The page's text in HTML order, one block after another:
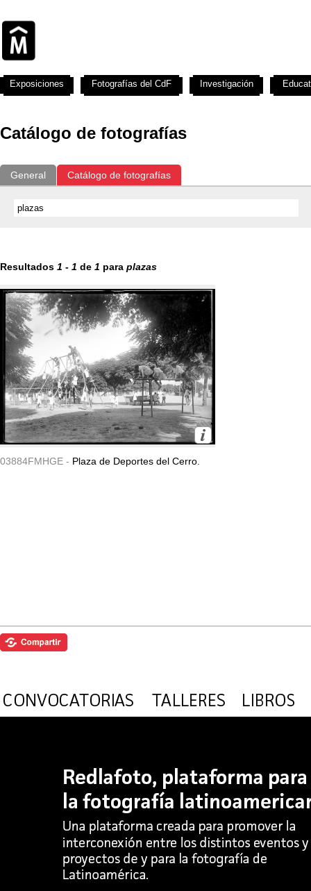
Catálogo de fotografías
General Catálogo de fotografías
Resultados 1 - 1 de 1 para plazas
03884FMHGE - Plaza de Deportes del Cerro.
Exposiciones Fotografías del CdF Investigación